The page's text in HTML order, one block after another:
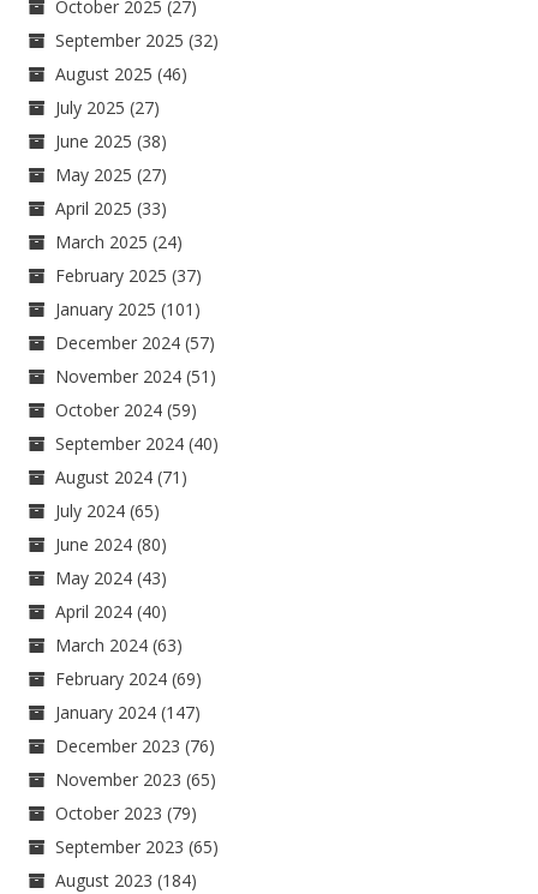
October 2025 (27)
September 2025 (32)
August 2025 (46)
July 2025 (27)
June 2025 (38)
May 2025 (27)
April 2025 (33)
March 2025 (24)
February 2025 (37)
January 2025 (101)
December 2024 (57)
November 2024 (51)
October 2024 (59)
September 2024 (40)
August 2024 (71)
July 2024 (65)
June 2024 (80)
May 2024 (43)
April 2024 (40)
March 2024 (63)
February 2024 (69)
January 2024 (147)
December 2023 (76)
November 2023 (65)
October 2023 (79)
September 2023 (65)
August 2023 (184)